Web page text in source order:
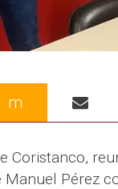
m
Coristanco,
Pérez